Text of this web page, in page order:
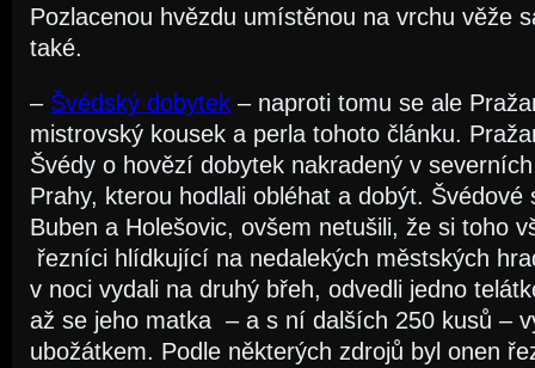
Pozlacenou hvězdu umístěnou na vrchu věže
také.
– Švédský dobytek – naproti tomu se ale
mistrovský kousek a perla tohoto článku.
Švédy o hovězí dobytek nakradený v
Prahy, kterou hodlali obléhat a dobýt. Švédové
Buben a Holešovic, ovšem netušili, že si toho
řezníci hlídkující na nedalekých městských
v noci vydali na druhý břeh, odvedli jedno
až se jeho matka – a s ní dalších 250 kusů –
ubožátkem. Podle některých zdrojů byl onen